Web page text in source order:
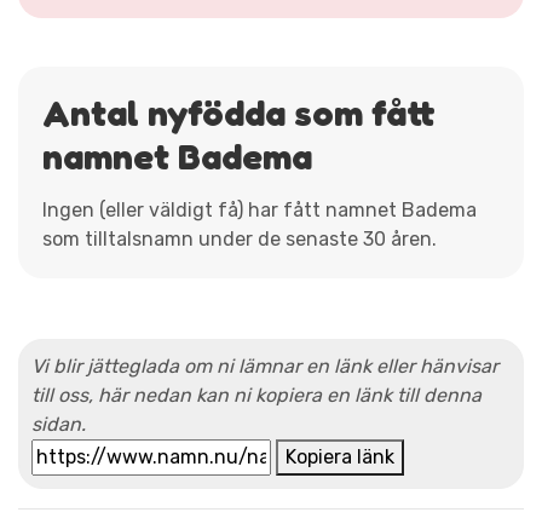
Antal nyfödda som fått
namnet Badema
Ingen (eller väldigt få) har fått namnet Badema
som tilltalsnamn under de senaste 30 åren.
Vi blir jätteglada om ni lämnar en länk eller hänvisar
till oss, här nedan kan ni kopiera en länk till denna
sidan.
Kopiera länk